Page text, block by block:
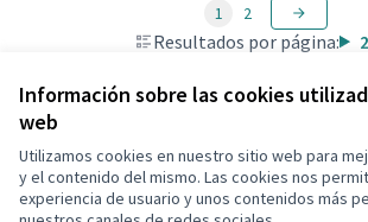
Información sobre las cookies
web
Utilizamos cookies en nuestro sitio web para
y el contenido del mismo. Las cookies nos
experiencia de usuario y unos contenidos más
Resultados por página:
1 2
Términos y condiciones de uso
Configuración de cookies
Decidim Calafell en X
Decidim Calafell en Facebook
Decidim Calafell en YouTube
Decidim Calafell en GitHub